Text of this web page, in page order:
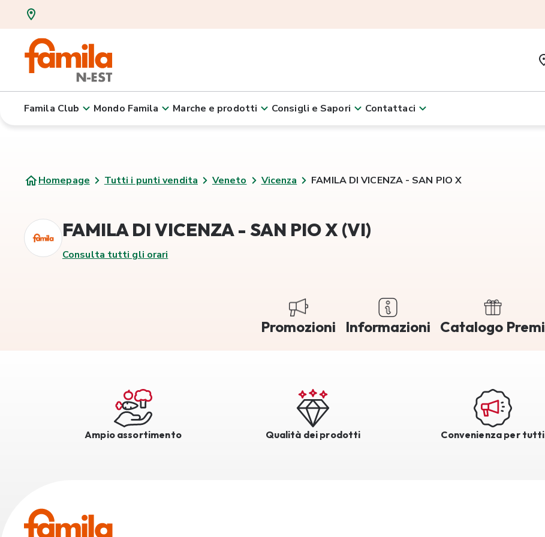
Famila Club Mondo Famila Marche e prodotti Consigli e Sapori Contattaci
Homepage Tutti i punti vendita Veneto Vicenza FAMILA DI VICENZA - SAN PIO X
FAMILA DI VICENZA - SAN PIO X (VI)
Consulta tutti gli orari
Promozioni Informazioni Catalogo Premi
Ampio assortimento Qualità dei prodotti Convenienza per tutti